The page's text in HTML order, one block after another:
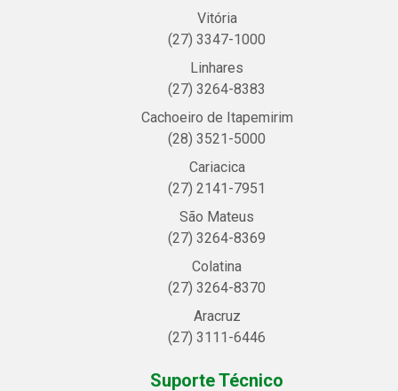
Vitória
(27) 3347-1000
Linhares
(27) 3264-8383
Cachoeiro de Itapemirim
(28) 3521-5000
Cariacica
(27) 2141-7951
São Mateus
(27) 3264-8369
Colatina
(27) 3264-8370
Aracruz
(27) 3111-6446
Suporte Técnico